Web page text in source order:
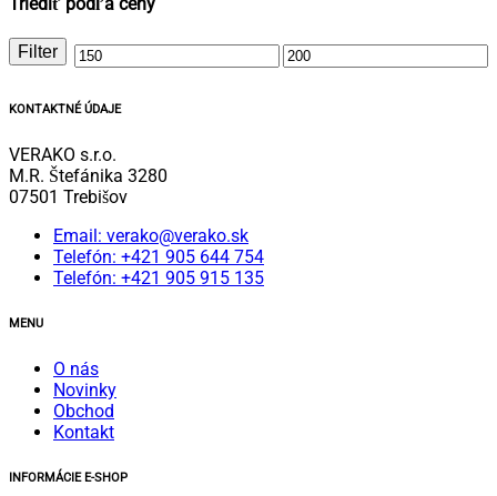
Minimálna Maximálna
Filter
KONTAKTNÉ ÚDAJE
VERAKO s.r.o.
M.R. Štefánika 3280
07501 Trebišov
Email: verako@verako.sk
Telefón: +421 905 644 754
Telefón: +421 905 915 135
MENU
O nás
Novinky
Obchod
Kontakt
INFORMÁCIE E-SHOP